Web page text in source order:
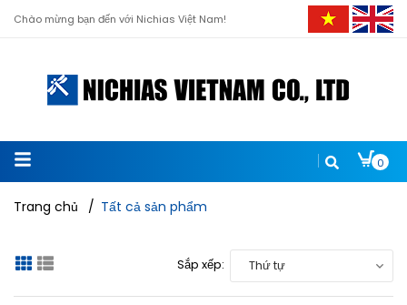
Chào mừng bạn đến với Nichias Việt Nam!
0
Trang chủ / Tất cả sản phẩm
Sắp xếp: Thứ tự